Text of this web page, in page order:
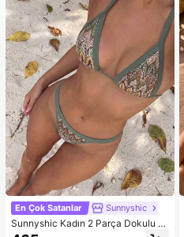
En Çok Satanlar Sunnyshic
Sunnyshic Kadın 2 Parça Dokulu Ör
gü Bikini Seti, Çok Renkli Dekolteli